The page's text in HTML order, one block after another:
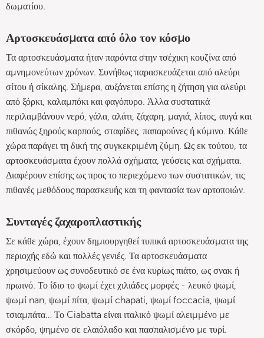
δωματίου.
Αρτοσκευάσματα από όλο τον κόσμο
Τα αρτοσκευάσματα ήταν παρόντα στην τσέχικη κουζίνα από
αμνημονεύτων χρόνων. Συνήθως παρασκευάζεται από αλεύρι
σίτου ή σίκαλης. Σήμερα, αυξάνεται επίσης η ζήτηση για αλεύρι
από ξόρκι, καλαμπόκι και φαγόπυρο. Άλλα συστατικά
περιλαμβάνουν νερό, γάλα, αλάτι, ζάχαρη, μαγιά, λίπος, αυγά και
πιθανώς ξηρούς καρπούς, σταφίδες, παπαρούνες ή κύμινο. Κάθε
χώρα παράγει τη δική της συγκεκριμένη ζύμη. Ως εκ τούτου, τα
αρτοσκευάσματα έχουν πολλά σχήματα, γεύσεις και σχήματα.
Διαφέρουν επίσης ως προς το περιεχόμενο των συστατικών, τις
πιθανές μεθόδους παρασκευής και τη φαντασία των αρτοποιών.
Συνταγές ζαχαροπλαστικής
Σε κάθε χώρα, έχουν δημιουργηθεί τυπικά αρτοσκευάσματα της
περιοχής εδώ και πολλές γενιές. Τα αρτοσκευάσματα
χρησιμεύουν ως συνοδευτικό σε ένα κυρίως πιάτο, ως σνακ ή
πρωινό. Το ίδιο το ψωμί έχει χιλιάδες μορφές - λευκό ψωμί,
ψωμί nan, ψωμί πίτα, ψωμί chapati, ψωμί foccacia, ψωμί
τσιαμπάτα… Το Ciabatta είναι ιταλικό ψωμί αλειμμένο με
σκόρδο, ψημένο σε ελαιόλαδο και πασπαλισμένο με τυρί.